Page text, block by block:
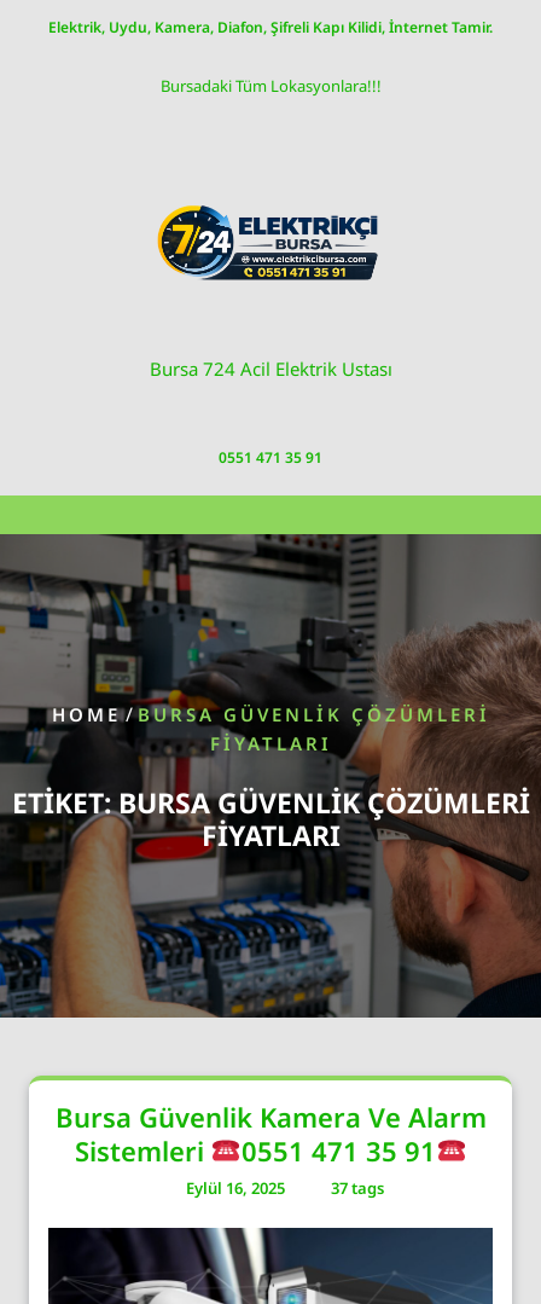
Elektrik, Uydu, Kamera, Diafon, Şifreli Kapı Kilidi, İnternet Tamir.
Bursadaki Tüm Lokasyonlara!!!
Bursa 724 Acil Elektrik Ustası
0551 471 35 91
HOME/BURSA GÜVENLIK ÇÖZÜMLERI
FIYATLARI
ETIKET:BURSA GÜVENLIK ÇÖZÜMLERI
FIYATLARI
Bursa Güvenlik Kamera Ve Alarm
Sistemleri
0551 471 35 91
Eylül 16, 2025 37 tags